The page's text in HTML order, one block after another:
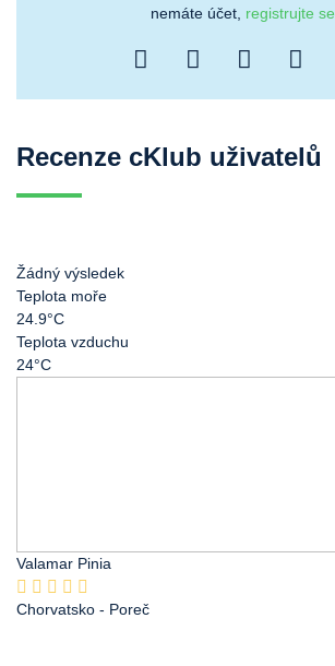
nemáte účet, registrujte se.
Recenze cKlub uživatelů
Žádný výsledek
Teplota moře
24.9°C
Teplota vzduchu
24°C
Valamar Pinia
Chorvatsko - Poreč